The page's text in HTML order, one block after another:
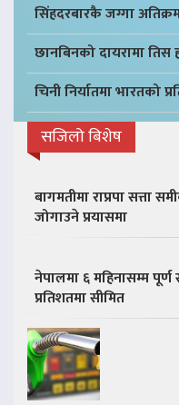
सिंहदरबारकै जग्गा
छानबिनको दायरामा तिस
चिनी निर्यातमा भारतको
सजिलो बिशेष
बागमतीमा राप्रपा सत्ता
जोगाउने प्रयासमा
नेपालमा ६ महिनासम्म
प्रतिशतमा सीमित